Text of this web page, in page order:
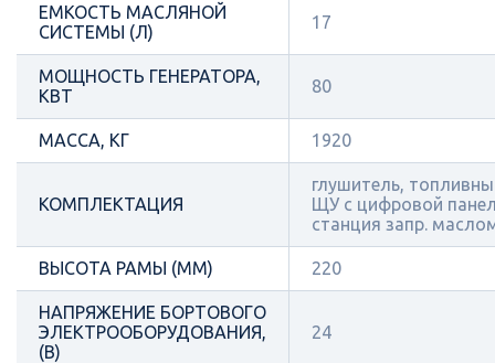
ЕМКОСТЬ МАСЛЯНОЙ
СИСТЕМЫ (Л)
17
МОЩНОСТЬ ГЕНЕРАТОРА,
КВТ
80
МАССА, КГ 1920
КОМПЛЕКТАЦИЯ
глушитель,
ЩУ с цифровой
станция запр.
ВЫСОТА РАМЫ (ММ) 220
НАПРЯЖЕНИЕ БОРТОВОГО
ЭЛЕКТРООБОРУДОВАНИЯ,
(В)
24